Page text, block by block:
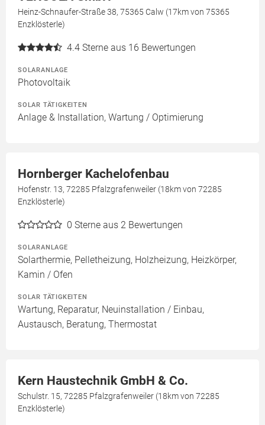
Heinz-Schnaufer-Straße 38, 75365 Calw (17km von 75365
Enzklösterle)
4.4 Sterne aus 16 Bewertungen
SOLARANLAGE
Photovoltaik
SOLAR TÄTIGKEITEN
Anlage & Installation, Wartung / Optimierung
Hornberger Kachelofenbau
Hofenstr. 13, 72285 Pfalzgrafenweiler (18km von 72285
Enzklösterle)
0 Sterne aus 2 Bewertungen
SOLARANLAGE
Solarthermie, Pelletheizung, Holzheizung, Heizkörper,
Kamin / Ofen
SOLAR TÄTIGKEITEN
Wartung, Reparatur, Neuinstallation / Einbau,
Austausch, Beratung, Thermostat
Kern Haustechnik GmbH & Co.
Schulstr. 15, 72285 Pfalzgrafenweiler (18km von 72285
Enzklösterle)